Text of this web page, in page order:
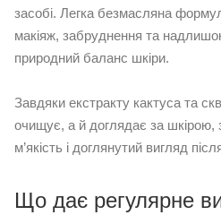
засобі. Легка безмасляна
макіяж, забруднення та
природний баланс шкіри.
Завдяки екстракту кактуса та
очищує, а й доглядає за шкірою,
м’якість і доглянутий вигляд
Що дає регулярне